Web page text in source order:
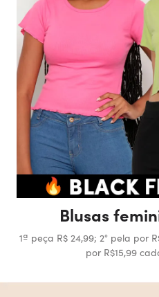
Blusas
1ª peça R$ 24,99; 2° pela por
por R$15,99